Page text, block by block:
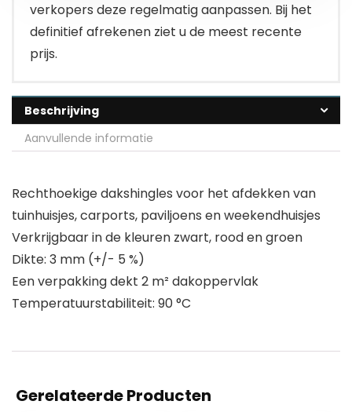
verkopers deze regelmatig aanpassen. Bij het
definitief afrekenen ziet u de meest recente
prijs.
Beschrijving
Aanvullende informatie
Rechthoekige dakshingles voor het afdekken van
tuinhuisjes, carports, paviljoens en weekendhuisjes
Verkrijgbaar in de kleuren zwart, rood en groen
Dikte: 3 mm (+/- 5 %)
Een verpakking dekt 2 m² dakoppervlak
Temperatuurstabiliteit: 90 °C
Gerelateerde Producten